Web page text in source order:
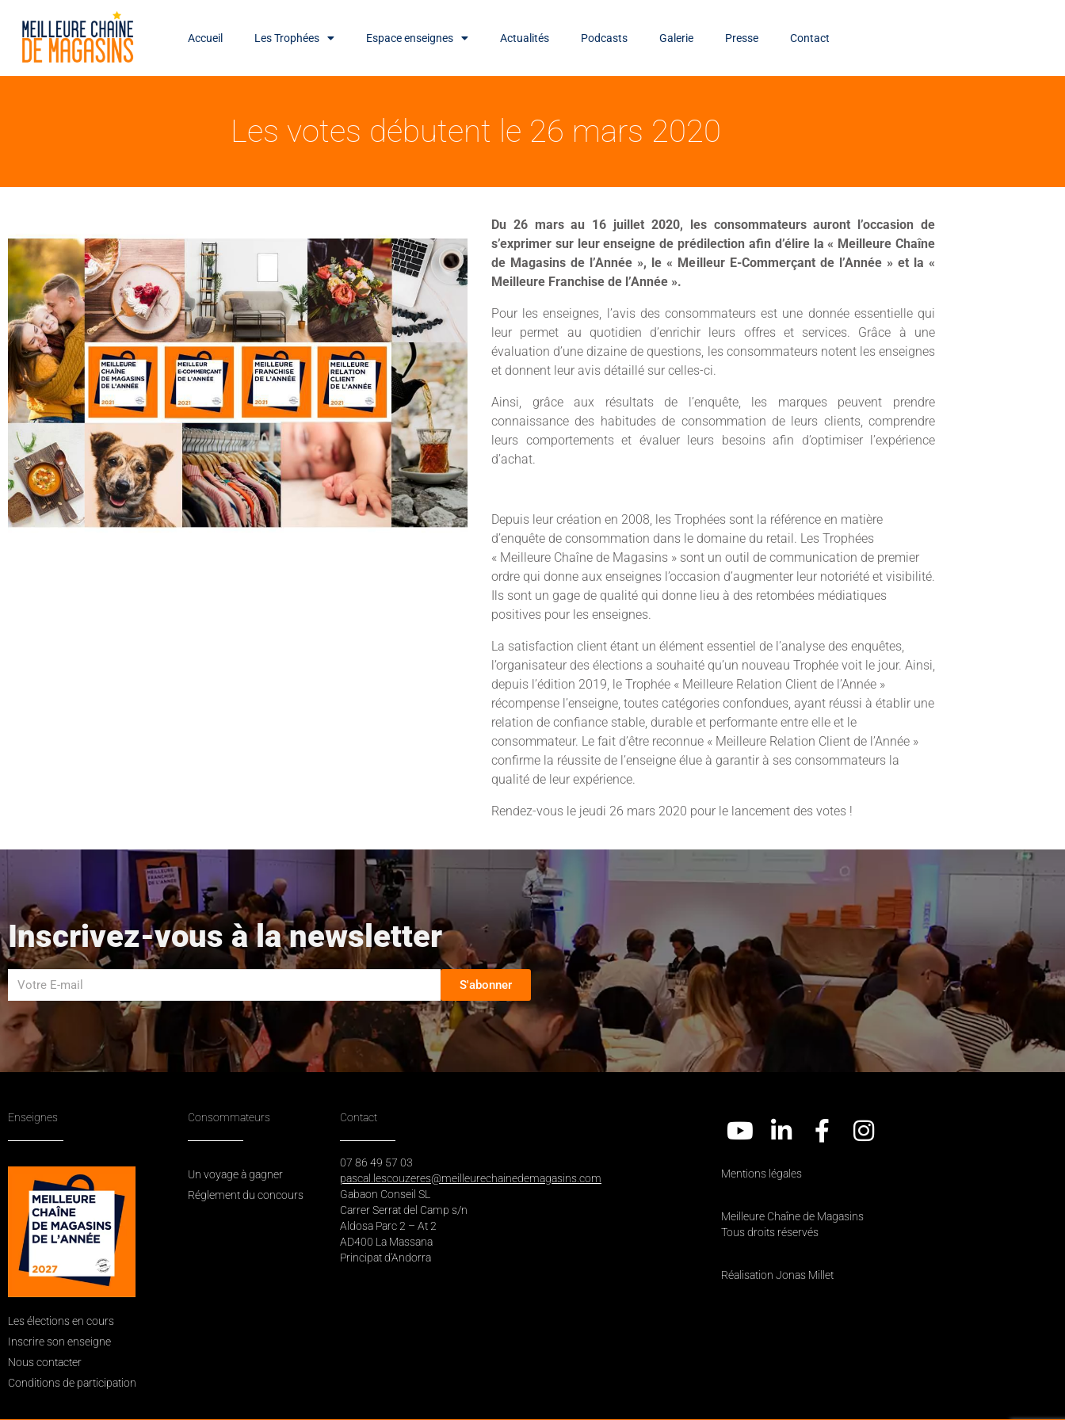
Accueil Les Trophées Espace enseignes Actualités Podcasts Galerie Presse Contact
Les votes débutent le 26 mars 2020
Du 26 mars au 16 juillet 2020, les consommateurs auront l’occasion de
s’exprimer sur leur enseigne de prédilection afin d’élire la « Meilleure Chaîne
de Magasins de l’Année », le « Meilleur E-Commerçant de l’Année » et la «
Meilleure Franchise de l’Année ».
Pour les enseignes, l’avis des consommateurs est une donnée essentielle qui
leur permet au quotidien d’enrichir leurs offres et services. Grâce à une
évaluation d’une dizaine de questions, les consommateurs notent les enseignes
et donnent leur avis détaillé sur celles-ci.
Ainsi, grâce aux résultats de l’enquête, les marques peuvent prendre
connaissance des habitudes de consommation de leurs clients, comprendre
leurs comportements et évaluer leurs besoins afin d’optimiser l’expérience
d’achat.
Depuis leur création en 2008, les Trophées sont la référence en matière
d’enquête de consommation dans le domaine du retail. Les Trophées
« Meilleure Chaîne de Magasins » sont un outil de communication de premier
ordre qui donne aux enseignes l’occasion d’augmenter leur notoriété et visibilité.
Ils sont un gage de qualité qui donne lieu à des retombées médiatiques
positives pour les enseignes.
La satisfaction client étant un élément essentiel de l’analyse des enquêtes,
l’organisateur des élections a souhaité qu’un nouveau Trophée voit le jour. Ainsi,
depuis l’édition 2019, le Trophée « Meilleure Relation Client de l’Année »
récompense l’enseigne, toutes catégories confondues, ayant réussi à établir une
relation de confiance stable, durable et performante entre elle et le
consommateur. Le fait d’être reconnue « Meilleure Relation Client de l’Année »
confirme la réussite de l’enseigne élue à garantir à ses consommateurs la
qualité de leur expérience.
Rendez-vous le jeudi 26 mars 2020 pour le lancement des votes !
Inscrivez-vous à la newsletter
S'abonner
Enseignes
Les élections en cours
Inscrire son enseigne
Nous contacter
Conditions de participation
Consommateurs
Un voyage à gagner
Réglement du concours
Contact
07 86 49 57 03
pascal.lescouzeres@meilleurechainedemagasins.com
Gabaon Conseil SL
Carrer Serrat del Camp s/n
Aldosa Parc 2 – At 2
AD400 La Massana
Principat d’Andorra
Mentions légales
Meilleure Chaîne de Magasins
Tous droits réservés
Réalisation Jonas Millet